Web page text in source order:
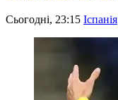
Сьогодні, 23:15 Іспанія